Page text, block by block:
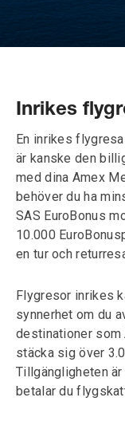
Inrikes
En inrikes
är kanske den
med dina Amex
behöver du ha
SAS EuroBonus
10.000
en tur och
Flygresor inrikes
synnerhet om du
destinationer som
stäcka sig över
Tillgängligheten
betalar du